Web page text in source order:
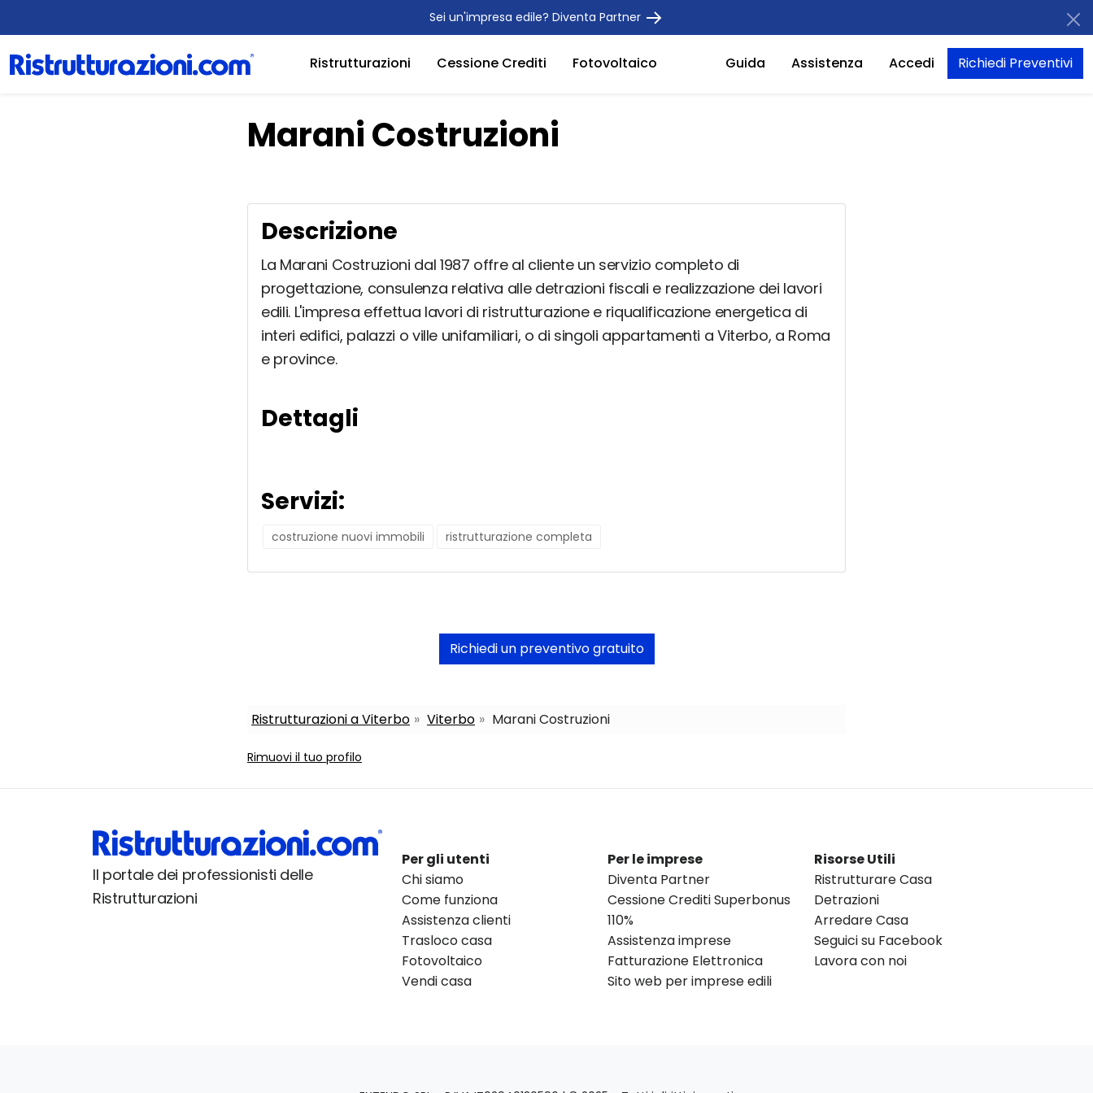
Sei un'impresa edile? Diventa Partner
Ristrutturazioni Cessione Crediti Fotovoltaico Guida Assistenza Accedi Richiedi Preventivi
Marani Costruzioni
Descrizione
La Marani Costruzioni dal 1987 offre al cliente un servizio completo di
progettazione, consulenza relativa alle detrazioni fiscali e realizzazione dei lavori
edili. L'impresa effettua lavori di ristrutturazione e riqualificazione energetica di
interi edifici, palazzi o ville unifamiliari, o di singoli appartamenti a Viterbo, a Roma
e province.
Dettagli
Servizi:
costruzione nuovi immobili ristrutturazione completa
Richiedi un preventivo gratuito
Ristrutturazioni a Viterbo Viterbo Marani Costruzioni
Rimuovi il tuo profilo
Il portale dei professionisti delle
Ristrutturazioni
Per gli utenti
Chi siamo
Come funziona
Assistenza clienti
Trasloco casa
Fotovoltaico
Vendi casa
Per le imprese
Diventa Partner
Cessione Crediti Superbonus
110%
Assistenza imprese
Fatturazione Elettronica
Sito web per imprese edili
Risorse Utili
Ristrutturare Casa
Detrazioni
Arredare Casa
Seguici su Facebook
Lavora con noi